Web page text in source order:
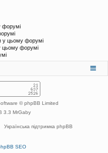
форумі
у цьому форумі
цьому форумі
© phpBB Limited
3.3 MrGaby
Українська підтримка phpBB
SEO